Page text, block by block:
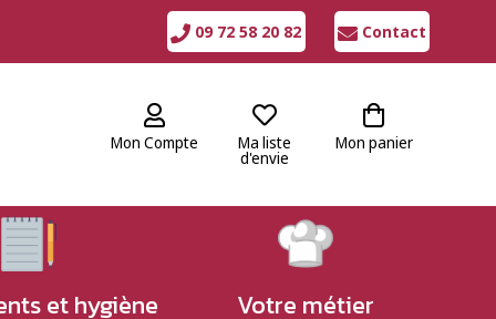
Mon Compte Mon panier
Ma liste
d'envie
et hygiène Votre métier
09 72 58 20 82 Contact